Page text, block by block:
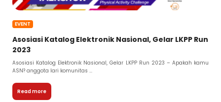
EVENT
Asosiasi Katalog Elektronik Nasional, Gelar LKPP Run
2023
Asosiasi Katalog Elektronik Nasional, Gelar LKPP Run 2023 – Apakah kamu
ASN? anggota lari komunitas ...
Read more